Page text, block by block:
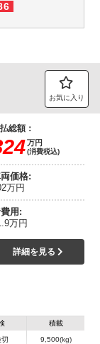
お気に入り
総額：
万円
(消費税込)
価格:
万円
用:
万円
詳細を見る
切
積載
9,500(kg)